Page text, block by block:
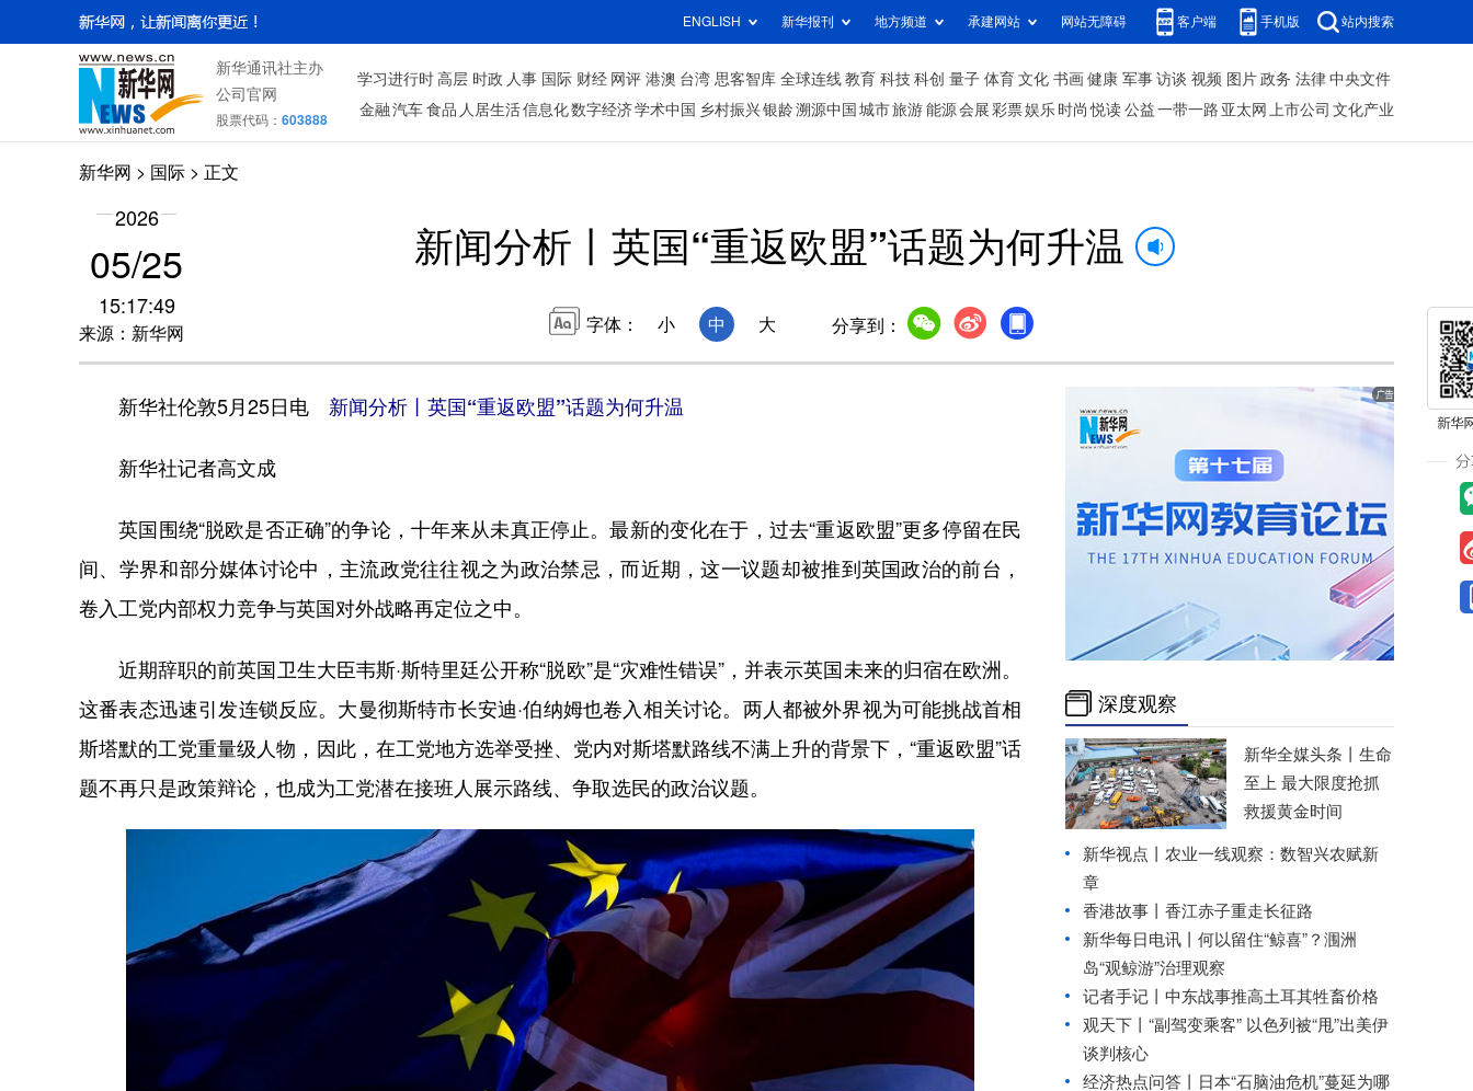
ENGLISH 新华报刊 地方频道 承建网站 网站无障碍 客户端 手机版 站内搜索
新华通讯社主办
公司官网
股票代码： 603888
学习进行时 高层 时政 人事 国际 财经 网评 港澳 台湾 思客智库 全球连线 教育 科技 科创 量子 体育 文化 书画 健康 军事 访谈 视频 图片 政务 法律 中央文件
金融 汽车 食品 人居生活信息化数字经济学术中国 乡村振兴银龄溯源中国 城市旅游 能源 会展 彩票娱乐 时尚 悦读 公益 一带一路 亚太网 上市公司 文化产业
新华网 > 国际 > 正文
2026
05/25
15:17:49
来源：新华网
新闻分析丨英国“重返欧盟”话题为何升温
字体： 小 中 大 分享到：
新华社伦敦5月25日电 新闻分析丨英国“重返欧盟”话题为何升温
新华社记者高文成
英国围绕“脱欧是否正确”的争论，十年来从未真正停止。最新的变化在于，过去“重返欧盟”更多停留在民
间、学界和部分媒体讨论中，主流政党往往视之为政治禁忌，而近期，这一议题却被推到英国政治的前台，
卷入工党内部权力竞争与英国对外战略再定位之中。
近期辞职的前英国卫生大臣韦斯·斯特里廷公开称“脱欧”是“灾难性错误”，并表示英国未来的归宿在欧洲。
这番表态迅速引发连锁反应。大曼彻斯特市长安迪·伯纳姆也卷入相关讨论。两人都被外界视为可能挑战首相
斯塔默的工党重量级人物，因此，在工党地方选举受挫、党内对斯塔默路线不满上升的背景下，“重返欧盟”话
题不再只是政策辩论，也成为工党潜在接班人展示路线、争取选民的政治议题。
深度观察
新华全媒头条丨 生命
至上 最大限度抢抓
救援黄金时间
新华视点丨 农业一线观察：数智兴农赋新
章
香港故事丨香江赤子重走长征路
新华每日电讯丨 何以留住“鲸喜”？涠洲
岛“观鲸游”治理观察
记者手记丨中东战事推高土耳其牲畜价格
观天下丨“副驾变乘客” 以色列被“甩”出美伊
谈判核心
经济热点问答丨日本“石脑油危机”蔓延为哪